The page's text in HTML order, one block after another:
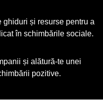
ghiduri și resurse pentru a
în schimbările sociale.
și alătură-te unei
pozitive.